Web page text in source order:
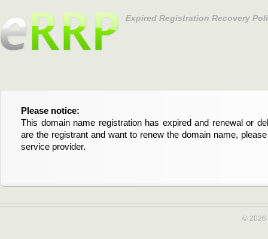
Expired Registration Recovery
Please notice:
This domain name registration has expired and renewal or
are the registrant and want to renew the domain name,
service provider.
Bitte beachten Sie:
Diese Domainregistrierung ist abgelaufen und die
Domain stehen an. Wenn Sie der Registrant sind und
verlängern möchten, kontaktieren Sie bitte Ihren Service-
© 2026